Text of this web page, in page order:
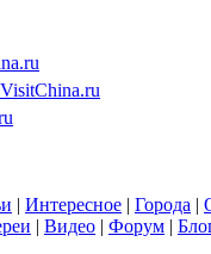
| Интересное | Города |
| Видео | Форум |